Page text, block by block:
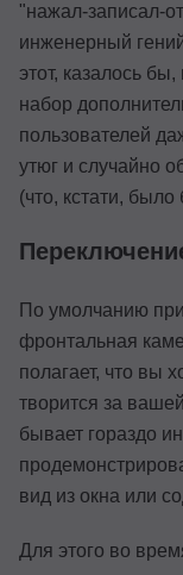
"нажал-записал-
инженерный
этот, казалось
набор
пользователей
утюг и случайно
(что, кстати,
По умолчанию при
фронтальная
полагает, что вы
творится за
бывает гораздо
вид из окна или
Для этого во